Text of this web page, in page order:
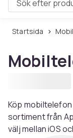
Sök efter
Startsida
Köp
sortiment från
välj mellan iOS